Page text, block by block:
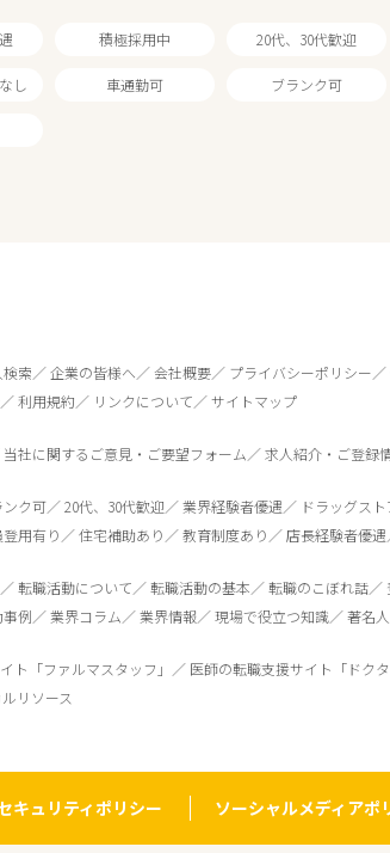
0件
積極採用中 20代、30代歓迎
し 車通勤可 ブランク可
索 企業の皆様へ 会社概要 プライバシーポリシー
利用規約 リンクについて サイトマップ
当社に関するご意見・ご要望フォーム 求人紹介・ご登録
ンク可 20代、30代歓迎 業界経験者優遇 ドラッグス
用有り 住宅補助あり 教育制度あり 店長経験者優遇
転職活動について 転職活動の基本 転職のこぼれ話
例 業界コラム 業界情報 現場で役立つ知識 著名
ト「ファルマスタッフ」 医師の転職支援サイト「ドクタ
リソース
キュリティポリシー ソーシャルメディアポ